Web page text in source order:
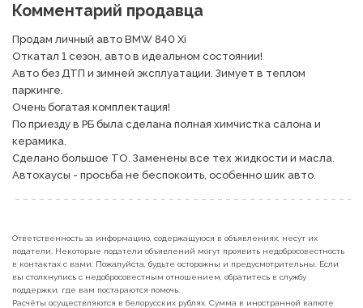
Комментарий продавца
Продам личный авто BMW 840 Xi
Откатал 1 сезон, авто в идеальном состоянии!
Авто без ДТП и зимней эксплуатации. Зимует в теплом
паркинге.
Очень богатая комплектация!
По приезду в РБ была сделана полная химчистка салона и
керамика.
Сделано большое ТО. Заменены все тех жидкости и масла.
Автохаусы - просьба не беспокоить, особенно шик авто.
Ответственность за информацию, содержащуюся в объявлениях, несут их
податели. Некоторые податели объявлений могут проявить недобросовестность
в контактах с вами. Пожалуйста, будьте осторожны и предусмотрительны. Если
вы столкнулись с недобросовестным отношением, обратитесь в службу
поддержки, где вам постараются помочь.
Расчёты осуществляются в белорусских рублях. Сумма в иностранной валюте